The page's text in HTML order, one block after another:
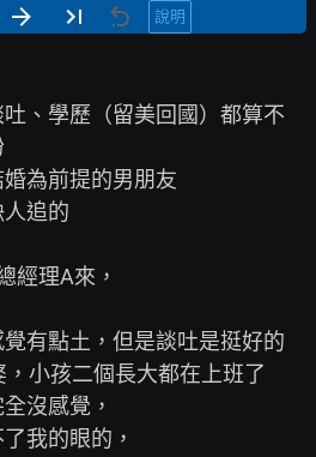
說明
、學歷（留美回國）都算不
為前提的男朋友
追的
經理A來，
有點土，但是談吐是挺好的
小孩二個長大都在上班了
沒感覺，
我的眼的，